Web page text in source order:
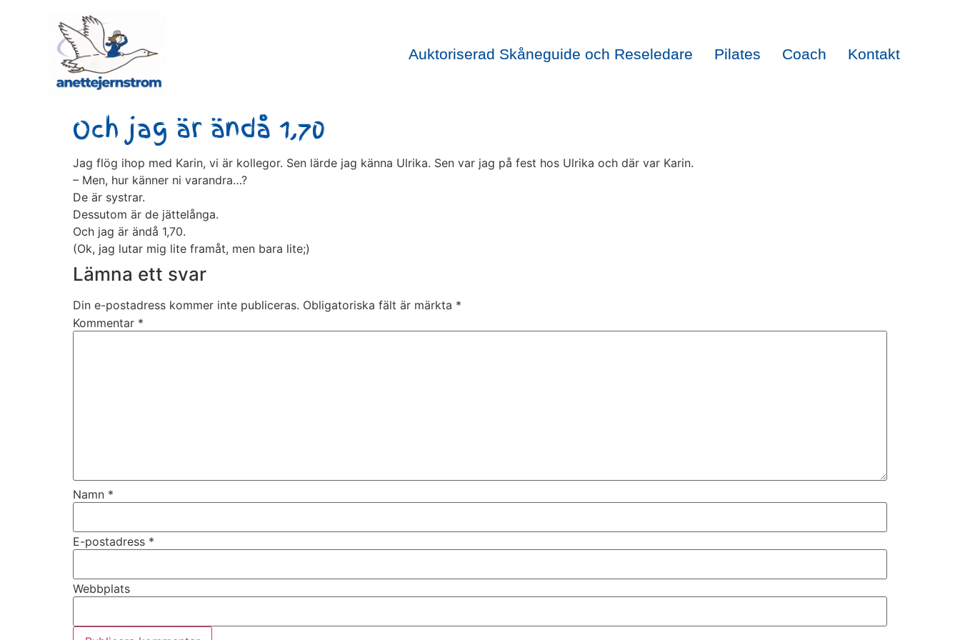
Auktoriserad Skåneguide och Reseledare Pilates Coach Kontakt
Och jag är ändå 1,70
Jag flög ihop med Karin, vi är kollegor. Sen lärde jag känna Ulrika. Sen var jag på fest hos Ulrika och där var Karin.
– Men, hur känner ni varandra…?
De är systrar.
Dessutom är de jättelånga.
Och jag är ändå 1,70.
(Ok, jag lutar mig lite framåt, men bara lite;)
Lämna ett svar
Din e-postadress kommer inte publiceras. Obligatoriska fält är märkta *
Kommentar *
Namn *
E-postadress *
Webbplats